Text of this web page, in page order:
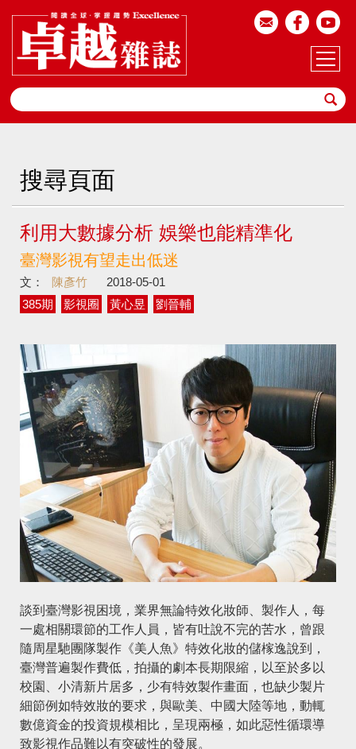
搜尋頁面
利用大數據分析 娛樂也能精準化
臺灣影視有望走出低迷
文： 陳彥竹
2018-05-01
385期
影視圈 黃心昱 劉晉輔
談到臺灣影視困境，業界無論特效化妝師、製作人，每
一處相關環節的工作人員，皆有吐說不完的苦水，曾跟
隨周星馳團隊製作《美人魚》特效化妝的儲榢逸說到，
臺灣普遍製作費低，拍攝的劇本長期限縮，以至於多以
校園、小清新片居多，少有特效製作畫面，也缺少製片
細節例如特效妝的要求，與歐美、中國大陸等地，動輒
數億資金的投資規模相比，呈現兩極，如此惡性循環導
致影視作品難以有突破性的發展。